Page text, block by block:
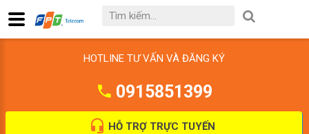
HOTLINE TƯ VẤN VÀ ĐĂNG KÝ
0915851399
HỖ TRỢ TRỰC TUYẾN